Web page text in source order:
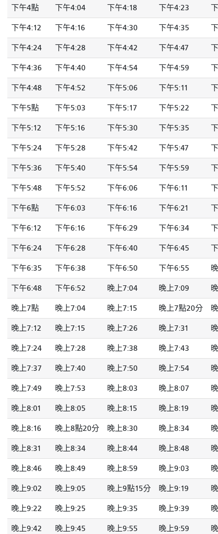
下午4點 下午4:04 下午4:18 下午4:23
下午4:12 下午4:16 下午4:30 下午4:35
下午4:24 下午4:28 下午4:42 下午4:47
下午4:36 下午4:40 下午4:54 下午4:59
下午4:48 下午4:52 下午5:06 下午5:11
下午5點 下午5:03 下午5:17 下午5:22
下午5:12 下午5:16 下午5:30 下午5:35
下午5:24 下午5:28 下午5:42 下午5:47
下午5:36 下午5:40 下午5:54 下午5:59
下午5:48 下午5:52 下午6:06 下午6:11
下午6點 下午6:03 下午6:16 下午6:21
下午6:12 下午6:16 下午6:29 下午6:34
下午6:24 下午6:28 下午6:40 下午6:45
下午6:35 下午6:38 下午6:50 下午6:55
下午6:48 下午6:52 晚上7:04 晚上7:09
晚上7點 晚上7:04 晚上7:15 晚上7點20分
晚上7:12 晚上7:15 晚上7:26 晚上7:31
晚上7:24 晚上7:28 晚上7:38 晚上7:43
晚上7:37 晚上7:40 晚上7:50 晚上7:54
晚上7:49 晚上7:53 晚上8:03 晚上8:07
晚上8:01 晚上8:05 晚上8:15 晚上8:19
晚上8:16 晚上8點20分 晚上8:30 晚上8:34
晚上8:31 晚上8:34 晚上8:44 晚上8:48
晚上8:46 晚上8:49 晚上8:59 晚上9:03
晚上9:02 晚上9:05 晚上9點15分 晚上9:19
晚上9:22 晚上9:25 晚上9:35 晚上9:39
晚上9:42 晚上9:45 晚上9:55 晚上9:59